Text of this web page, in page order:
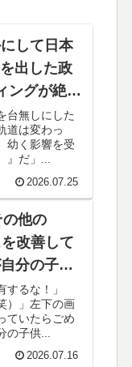
なくて閉店
たのに…
状態が実在
のか（ﾌﾞﾙ
して日本
出した政
ングが絶望
台無しにした
道は変わっ
幼く影響を受
』だ」...
2026.07.25
の他の
改善して
分の子ど
るな！」
）」左下の画
ていたらごめ
子供...
2026.07.16